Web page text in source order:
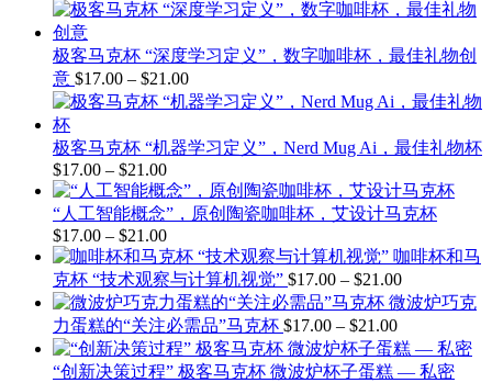
$17.00
$21.00
格
围：
$17.00
至
极客马克杯 “深度学习定义”，数字咖啡杯，最佳礼物创
意 $17.00 – $21.00价
格
围：
至
$21.00
极客马克杯 “机器学习定义”，Nerd Mug Ai，最佳礼物杯
$17.00 – $21.00价
格
范
围：
$17.00
至
$21.00
“人工智能概念”，原创陶瓷咖啡杯，艾设计马克杯
$17.00 – $21.00价
格
范
围：
$17.00
至
$21.00
咖啡杯和马
克杯 “技术观察与计算机视觉” $17.00 – $21.00价
格
围：
$17.00
微波炉巧克
力蛋糕的“关注必需品”马克杯 $17.00 – $21.00价
格
范
“创新决策过程” 极客马克杯 微波炉杯子蛋糕 — 私密